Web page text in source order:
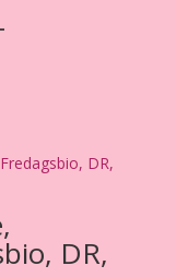
DR,